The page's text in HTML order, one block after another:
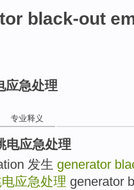
black-out
应急处理
专业释义
电应急处理
发生 generator
应急处理 generator